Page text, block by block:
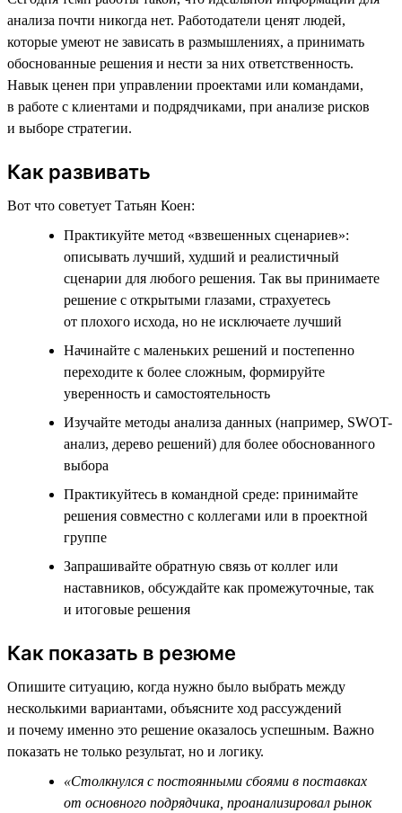
анализа почти никогда нет. Работодатели ценят людей,
которые умеют не зависать в размышлениях, а принимать
обоснованные решения и нести за них ответственность.
Навык ценен при управлении проектами или командами,
в работе с клиентами и подрядчиками, при анализе рисков
и выборе стратегии.
Как развивать
Вот что советует Татьян Коен:
Практикуйте метод «взвешенных сценариев»:
описывать лучший, худший и реалистичный
сценарии для любого решения. Так вы принимаете
решение с открытыми глазами, страхуетесь
от плохого исхода, но не исключаете лучший
Начинайте с маленьких решений и постепенно
переходите к более сложным, формируйте
уверенность и самостоятельность
Изучайте методы анализа данных (например, SWOT-
анализ, дерево решений) для более обоснованного
выбора
Практикуйтесь в командной среде: принимайте
решения совместно с коллегами или в проектной
группе
Запрашивайте обратную связь от коллег или
наставников, обсуждайте как промежуточные, так
и итоговые решения
Как показать в резюме
Опишите ситуацию, когда нужно было выбрать между
несколькими вариантами, объясните ход рассуждений
и почему именно это решение оказалось успешным. Важно
показать не только результат, но и логику.
«Столкнулся с постоянными сбоями в поставках
от основного подрядчика, проанализировал рынок